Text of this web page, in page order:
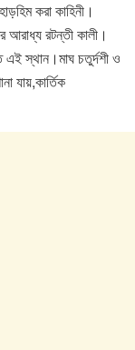
করা কাহিনী।
রটন্তী কালী।
এই স্থান।মাঘ চতুর্দশী ও
যায়,কার্তিক